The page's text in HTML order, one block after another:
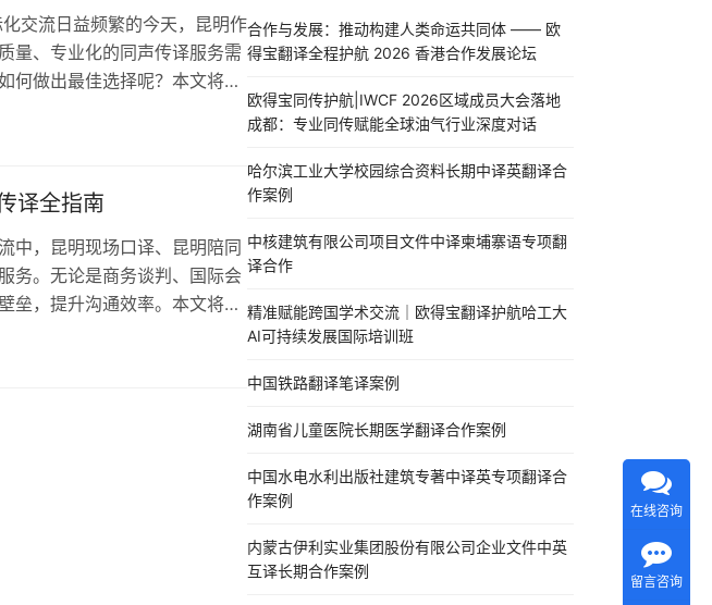
流日益频繁的今天，昆明作
量、专业化的同声传译服务需
何做出最佳选择呢？本文将从
因素，并特别推荐欧得宝翻
备系统化服务能力，能够提供
译全指南
，昆明现场口译、昆明陪同
务。无论是商务谈判、国际会
垒，提升沟通效率。本文将为
推荐优质服务提供商。 一、
合作与发展：推动构建人类命运共同体 —— 欧
得宝翻译全程护航 2026 香港合作发展论坛
欧得宝同传护航|IWCF 2026区域成员大会落地
成都：专业同传赋能全球油气行业深度对话
哈尔滨工业大学校园综合资料长期中译英翻译合
作案例
中核建筑有限公司项目文件中译柬埔寨语专项翻
译合作
精准赋能跨国学术交流｜欧得宝翻译护航哈工大
AI可持续发展国际培训班
中国铁路翻译笔译案例
湖南省儿童医院长期医学翻译合作案例
中国水电水利出版社建筑专著中译英专项翻译合
作案例
内蒙古伊利实业集团股份有限公司企业文件中英
互译长期合作案例
在线咨询
留言咨询